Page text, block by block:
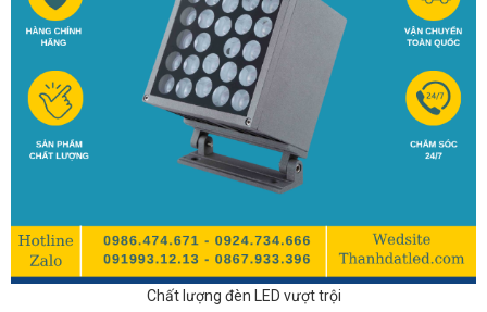
Chất lượng đèn LED vượt trội